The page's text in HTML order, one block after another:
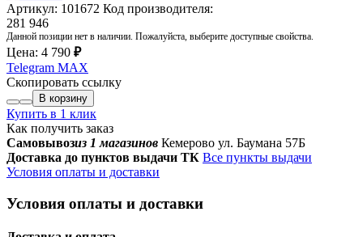
Артикул: 101672 Код производителя:
281 946
Данной позиции нет в наличии. Пожалуйста, выберите доступные свойства.
Цена: 4 790 ₽
Telegram MAX
Скопировать ссылку
В корзину
Купить в 1 клик
Как получить заказ
Самовывозиз 1 магазинов Кемерово ул. Баумана 57Б
Доставка до пунктов выдачи ТК Все пункты выдачи
Условия оплаты и доставки
Условия оплаты и доставки